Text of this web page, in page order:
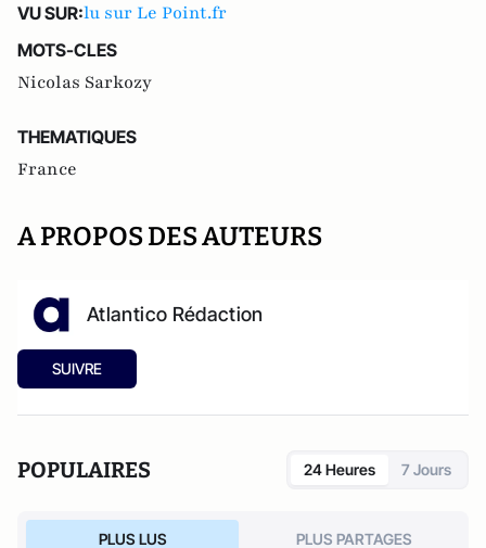
VU SUR:lu sur Le Point.fr
MOTS-CLES
Nicolas Sarkozy
THEMATIQUES
France
A PROPOS DES AUTEURS
Atlantico Rédaction
SUIVRE
POPULAIRES 24 Heures 7 Jours
PLUS LUS PLUS PARTAGES